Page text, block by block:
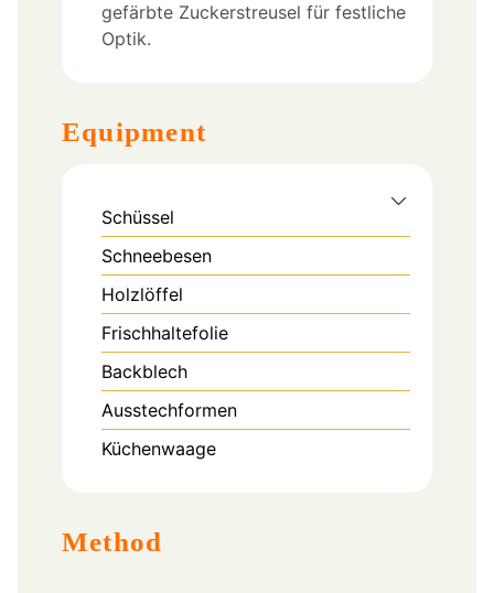
gefärbte Zuckerstreusel für festliche
Optik.
Equipment
Schüssel
Schneebesen
Holzlöffel
Frischhaltefolie
Backblech
Ausstechformen
Küchenwaage
Method